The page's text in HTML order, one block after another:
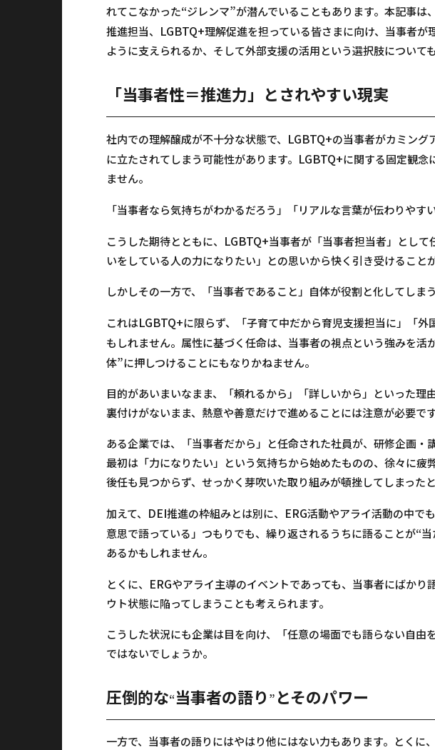
れてこなかった“ジレンマ”が潜んでいることもあります。本記事は
推進担当、 LGBTQ+理解促進を担っている皆さまに向け、当事者
ように支えられるか、そして外部支援の活用という選択肢について
「当事者性＝推進力」とされやすい現実
社内での理解醸成が不十分な状態で、 LGBTQ+の当事者がカミング
に立たされてしまう可能性があります。 LGBTQ+に関する固定観念
ません。
「当事者なら気持ちがわかるだろう」「リアルな言葉が伝わりやすい
こうした期待とともに、 LGBTQ+当事者が「当事者担当者」とし
いをしている人の力になりたい」との思いから快く引き受けること
しかしその一方で、「当事者であること」自体が役割と化してしま
これはLGBTQ+に限らず、「子育て中だから育児支援担当に」「
もしれません。属性に基づく任命は、当事者の視点という強みを
体”に押しつけることにもなりかねません。
目的があいまいなまま、「頼れるから」「詳しいから」といった
裏付けがないまま、熱意や善意だけで進めることには注意が必要です
ある企業では、「当事者だから」と任命された社員が、研修企画・
最初は「力になりたい」という気持ちから始めたものの、徐々に疲
後任も見つからず、せっかく芽吹いた取り組みが頓挫してしまった
加えて、 DEI推進の枠組みとは別に、 ERG活動やアライ活動の中でも
意思で語っている」つもりでも、繰り返されるうちに語ることが“
あるかもしれません。
とくに、 ERGやアライ主導のイベントであっても、当事者にばかり
ウト状態に陥ってしまうことも考えられます。
こうした状況にも企業は目を向け、「任意の場面でも語らない自
ではないでしょうか。
圧倒的な“当事者の語り ” とそのパワー
一方で、当事者の語りにはやはり他にはない力もあります。とく